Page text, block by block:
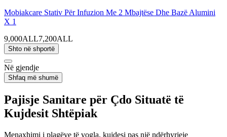
Mobiakcare Stativ Për Infuzion Me 2 Mbajtëse Dhe Bazë Alumini
X 1
9,000ALL7,200ALL
Shto në shportë
Në gjendje
Shfaq më shumë
Pajisje Sanitare për Çdo Situatë të
Kujdesit Shtëpiak
Menaxhimi i plagëve të vogla, kujdesi pas një ndërhyrjeje